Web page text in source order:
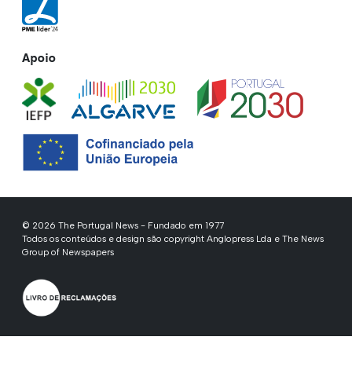
Apoio
© 2026 The Portugal News - Fundado em 1977
Todos os conteúdos e design são copyright Anglopress Lda e The News
Group of Newspapers